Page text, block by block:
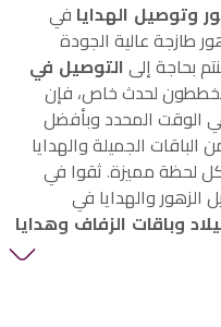
وتوصيل الهدايا في
طازجة عالية الجودة
بحاجة إلى التوصيل في
لحدث خاص، فإن
الوقت المحدد وبأفضل
الجميلة والهدايا
لحظة مميزة. ثقوا في
الزهور والهدايا في
وباقات الزفاف وهدايا